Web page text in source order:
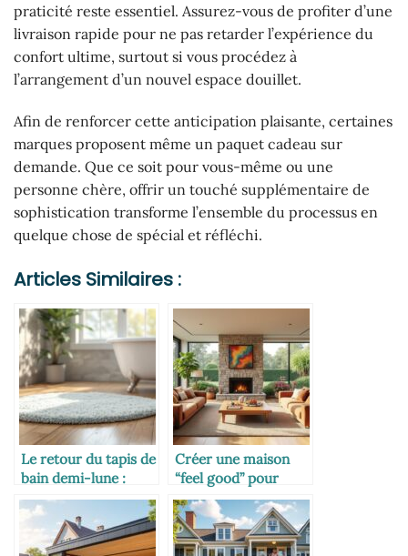
praticité reste essentiel. Assurez-vous de profiter d’une
livraison rapide pour ne pas retarder l’expérience du
confort ultime, surtout si vous procédez à
l’arrangement d’un nouvel espace douillet.
Afin de renforcer cette anticipation plaisante, certaines
marques proposent même un paquet cadeau sur
demande. Que ce soit pour vous-même ou une
personne chère, offrir un touché supplémentaire de
sophistication transforme l’ensemble du processus en
quelque chose de spécial et réfléchi.
Articles Similaires :
Le retour du tapis de
bain demi-lune :
rétro et stylé dans la
salle de bain
Créer une maison
“feel good” pour
toutes les
générations